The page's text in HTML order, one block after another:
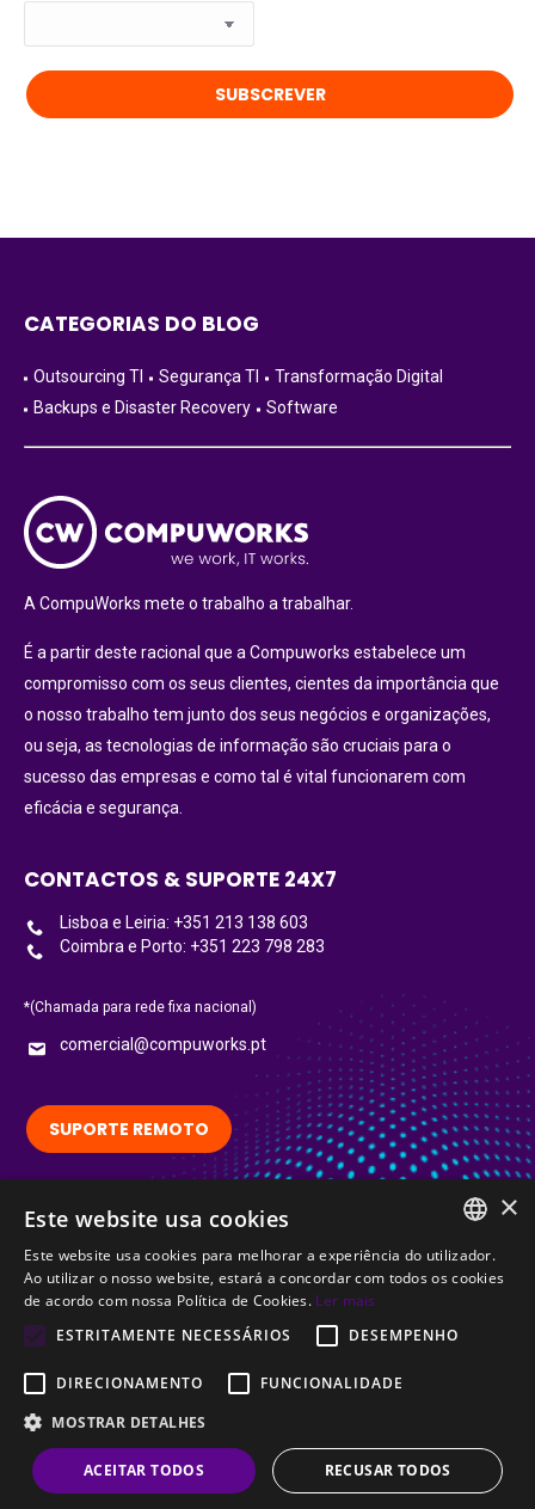
CATEGORIAS DO BLOG
Outsourcing TI Segurança TI
Transformação Digital
Backups e Disaster Recovery
Software
A CompuWorks mete o trabalho a trabalhar.
É a partir deste racional que a Compuworks estabelece um
compromisso com os seus clientes, cientes da importância que
o nosso trabalho tem junto dos seus negócios e organizações,
ou seja, as tecnologias de informação são cruciais para o
sucesso das empresas e como tal é vital funcionarem com
eficácia e segurança.
CONTACTOS & SUPORTE 24X7
Lisboa e Leiria: +351 213 138 603
Coimbra e Porto: +351 223 798 283
*(Chamada para rede fixa nacional)
comercial@compuworks.pt
SUPORTE REMOTO
Siga-nos no LinkedIn:
LinkedIn
Certified
© CompuWorks 2002-2026. All rights reserved.
Menu Termos
PORTUGUESE
×
Este website usa cookies
Este website usa cookies para melhorar a experiência do utilizador.
Ao utilizar o nosso website, estará a concordar com todos os cookies
de acordo com nossa Política de Cookies. Ler mais
ESTRITAMENTE NECESSÁRIOS
DESEMPENHO
DIRECIONAMENTO
FUNCIONALIDADE
MOSTRAR DETALHES
ACEITAR TODOS RECUSAR TODOS